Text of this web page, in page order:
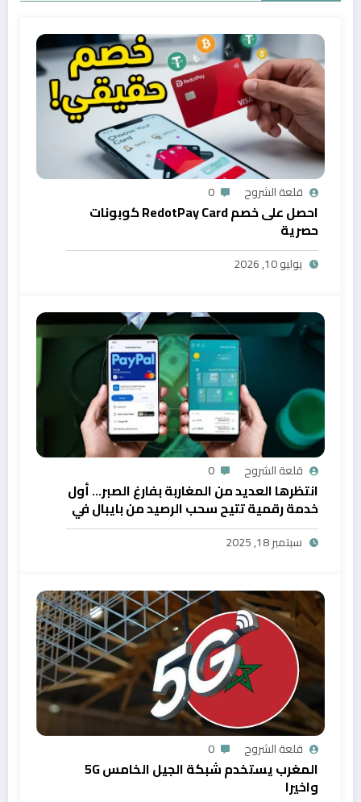
قلعة الشروح 0
احصل على خصم RedotPay Card كوبونات
حصرية
يوليو 10, 2026
قلعة الشروح 0
انتظرها العديد من المغاربة بفارغ الصبر… أول
خدمة رقمية تتيح سحب الرصيد من بايبال في
المغرب
سبتمبر 18, 2025
قلعة الشروح 0
المغرب يستخدم شبكة الجيل الخامس 5G
واخيرا